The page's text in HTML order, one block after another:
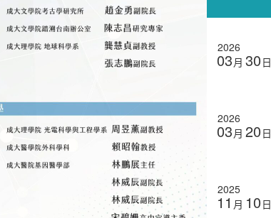
2026
03月30 日
2026
03月20 日
2025
11 月 10 日